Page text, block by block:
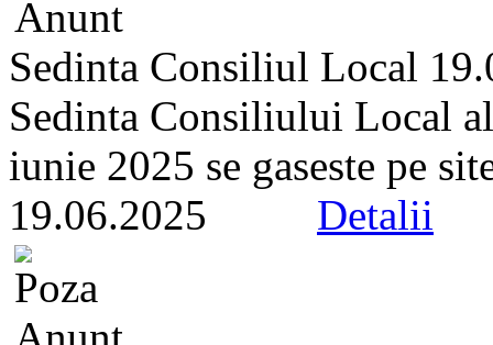
Sedinta Consiliul Local
Sedinta Consiliului Local
iunie 2025 se gaseste pe
19.06.2025 Detalii